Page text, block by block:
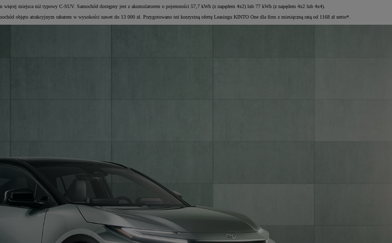
miejsca niż typowy C-SUV. Samochód dostępny jest z akumulatorem o pojemności 57,7 kWh (z napędem 4x2) lub 77 kWh (z napędem 4x2 lub 4x4).
objęto atrakcyjnym rabatem w wysokości nawet do 13 000 zł. Przygotowano też korzystną ofertę Leasingu KINTO One dla firm z miesięczną ratą od 1168 zł netto*.